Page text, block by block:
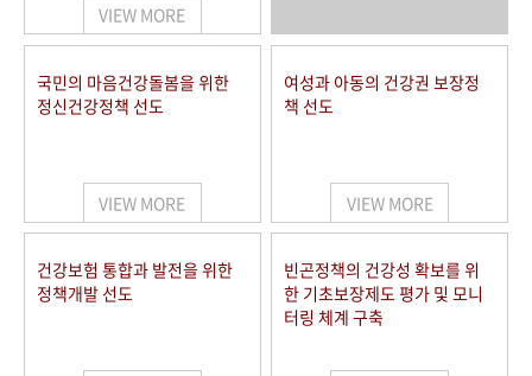
VIEW MORE
국민의 마음건강돌봄을 위한
정신건강정책 선도
VIEW MORE
여성과 아동의 건강권 보장정
책 선도
VIEW MORE
건강보험 통합과 발전을 위한
정책개발 선도
빈곤정책의 건강성 확보를 위
한 기초보장제도 평가 및 모니
터링 체계 구축